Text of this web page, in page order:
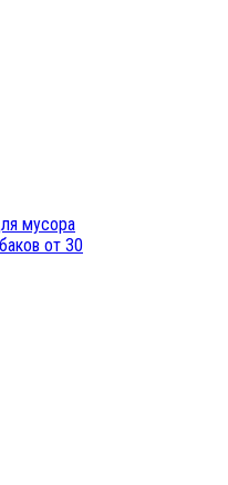
мусора
от 30